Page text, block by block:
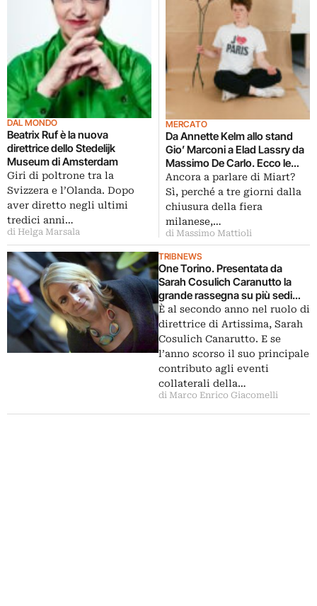
DAL MONDO
Beatrix Ruf è la nuova
direttrice dello Stedelijk
Museum di Amsterdam
Giri di poltrone tra la
Svizzera e l’Olanda. Dopo
aver diretto negli ultimi
tredici anni…
di Helga Marsala
MERCATO
Da Annette Kelm allo stand
Gio’ Marconi a Elad Lassry da
Massimo De Carlo. Ecco le
acquisizioni della Fondazione
Fiera Milano a Miart
Ancora a parlare di Miart?
Sì, perché a tre giorni dalla
chiusura della fiera
milanese,…
di Massimo Mattioli
TRIBNEWS
One Torino. Presentata da
Sarah Cosulich Caranutto la
grande rassegna su più sedi
che accompagnerà Artissima.
Prenderà il testimone della fu
Triennale di Torino?
È al secondo anno nel ruolo di
direttrice di Artissima, Sarah
Cosulich Canarutto. E se
l’anno scorso il suo principale
contributo agli eventi
collaterali della…
di Marco Enrico Giacomelli